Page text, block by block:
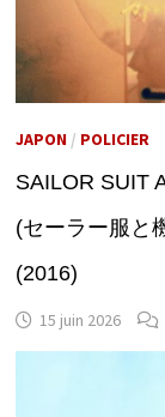
JAPON/ POLICIER
SAILOR SUIT
(セーラー服と
(2016)
15 juin 2026